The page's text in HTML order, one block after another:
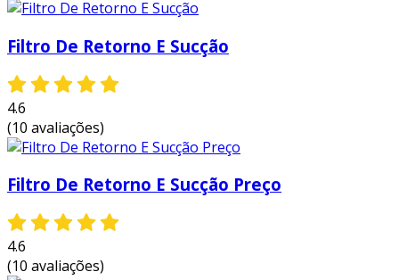
Filtro De Retorno E Sucção
4.6
(10 avaliações)
Filtro De Retorno E Sucção Preço
4.6
(10 avaliações)